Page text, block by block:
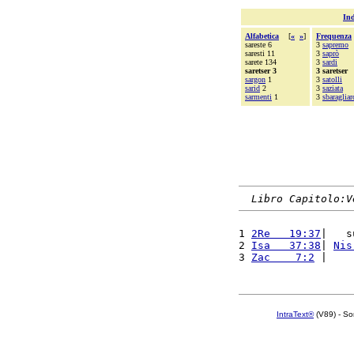
Alfabetica [« »]
sareste 6
saresti 11
sarete 134
saretser 3
sargon 1
sarid 2
sarmenti 1
Frequenza
3 sapremo
3 saprò
3 sardi
3 saretser
3 satolli
3 saziata
3
Libro
1 2Re   19:37 |
2 Isa   37:38
3 Zac    7:2
IntraText®(V89) -